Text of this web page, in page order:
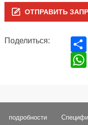
ОТПРАВИТЬ
Поделиться:
подробности